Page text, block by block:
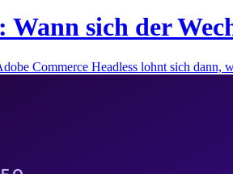
Wann sich der
Commerce Headless lohnt sich dann,